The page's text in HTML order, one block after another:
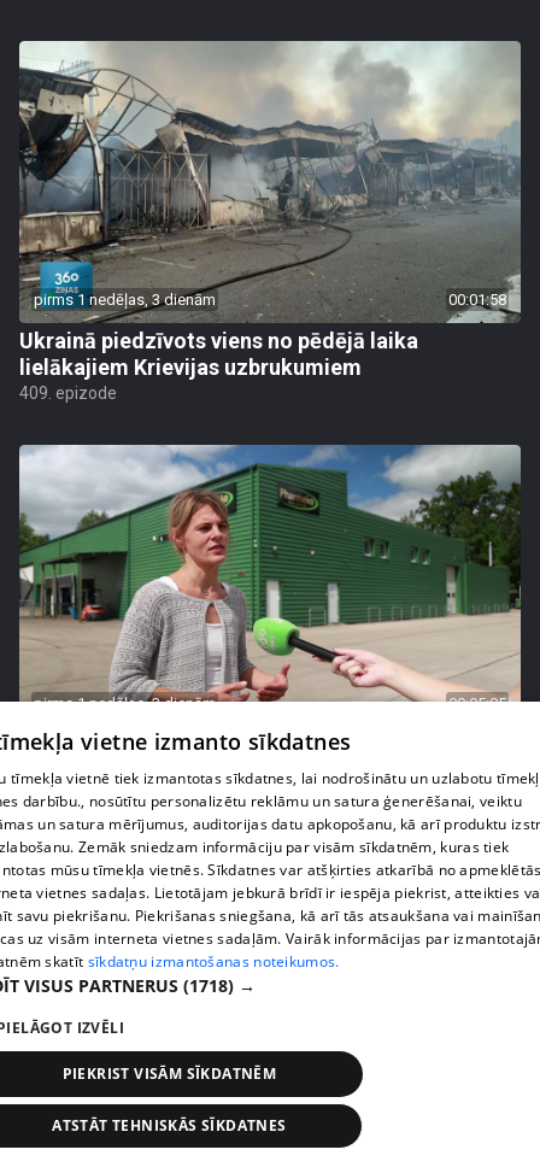
pirms 1 nedēļas, 3 dienām 00:01:58
Ukrainā piedzīvots viens no pēdējā laika
lielākajiem Krievijas uzbrukumiem
409. epizode
pirms 1 nedēļas, 3 dienām 00:05:05
Melleņu zelta drudzis: kas nosaka iepirkuma
cenu?
409. epizode
pirms 1 nedēļas, 3 dienām
Ogas un sēnes šogad dārgākas, bet uzpirkšanas
vietne izmanto sīkdatnes
tīmekļa vietnē tiek izmantotas sīkdatnes, lai nodrošinātu un uzlabotu
darbību., nosūtītu personalizētu reklāmu un satura ģenerēšanai, veiktu
un satura mērījumus, auditorijas datu apkopošanu, kā arī produktu
Zemāk sniedzam informāciju par visām sīkdatnēm, kuras tiek
mūsu tīmekļa vietnēs. Sīkdatnes var atšķirties atkarībā no
vietnes sadaļas. Lietotājam jebkurā brīdī ir iespēja piekrist, atteikties
savu piekrišanu. Piekrišanas sniegšana, kā arī tās atsaukšana vai
uz visām interneta vietnes sadaļām. Vairāk informācijas par
skatīt sīkdatņu izmantošanas noteikumos.
VISUS PARTNERUS (1718) →
IZVĒLI
PIEKRIST VISĀM SĪKDATNĒM
ATSTĀT TEHNISKĀS SĪKDATNES